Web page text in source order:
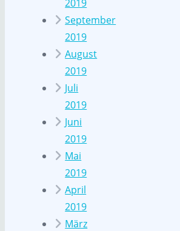
2019
September
2019
August
2019
Juli
2019
Juni
2019
Mai
2019
April
2019
März